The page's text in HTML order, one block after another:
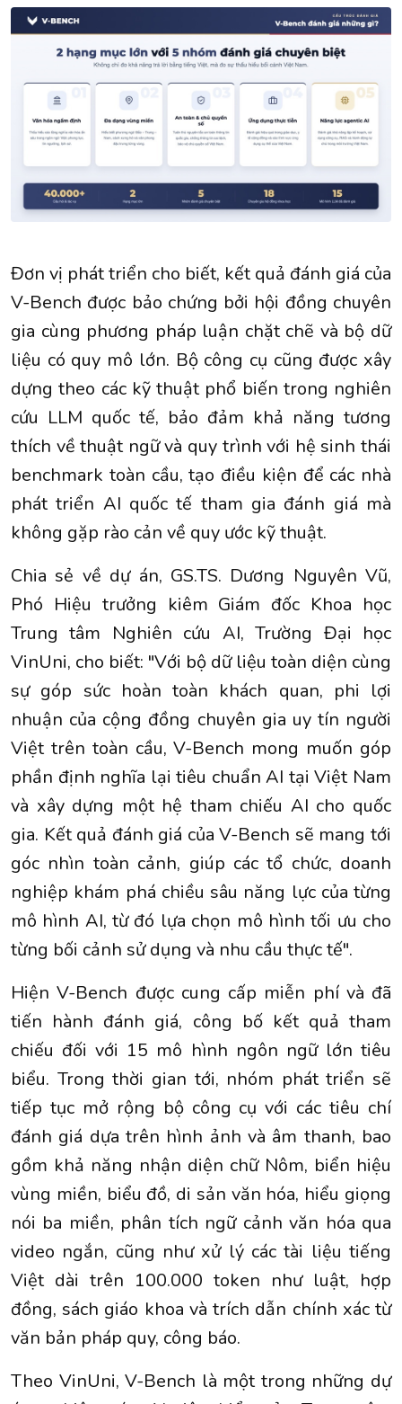
Đơn vị phát triển cho biết, kết quả đánh giá của
V-Bench được bảo chứng bởi hội đồng chuyên
gia cùng phương pháp luận chặt chẽ và bộ dữ
liệu có quy mô lớn. Bộ công cụ cũng được xây
dựng theo các kỹ thuật phổ biến trong nghiên
cứu LLM quốc tế, bảo đảm khả năng tương
thích về thuật ngữ và quy trình với hệ sinh thái
benchmark toàn cầu, tạo điều kiện để các nhà
phát triển AI quốc tế tham gia đánh giá mà
không gặp rào cản về quy ước kỹ thuật.
Chia sẻ về dự án, GS.TS. Dương Nguyên Vũ,
Phó Hiệu trưởng kiêm Giám đốc Khoa học
Trung tâm Nghiên cứu AI, Trường Đại học
VinUni, cho biết: "Với bộ dữ liệu toàn diện cùng
sự góp sức hoàn toàn khách quan, phi lợi
nhuận của cộng đồng chuyên gia uy tín người
Việt trên toàn cầu, V-Bench mong muốn góp
phần định nghĩa lại tiêu chuẩn AI tại Việt Nam
và xây dựng một hệ tham chiếu AI cho quốc
gia. Kết quả đánh giá của V-Bench sẽ mang tới
góc nhìn toàn cảnh, giúp các tổ chức, doanh
nghiệp khám phá chiều sâu năng lực của từng
mô hình AI, từ đó lựa chọn mô hình tối ưu cho
từng bối cảnh sử dụng và nhu cầu thực tế".
Hiện V-Bench được cung cấp miễn phí và đã
tiến hành đánh giá, công bố kết quả tham
chiếu đối với 15 mô hình ngôn ngữ lớn tiêu
biểu. Trong thời gian tới, nhóm phát triển sẽ
tiếp tục mở rộng bộ công cụ với các tiêu chí
đánh giá dựa trên hình ảnh và âm thanh, bao
gồm khả năng nhận diện chữ Nôm, biển hiệu
vùng miền, biểu đồ, di sản văn hóa, hiểu giọng
nói ba miền, phân tích ngữ cảnh văn hóa qua
video ngắn, cũng như xử lý các tài liệu tiếng
Việt dài trên 100.000 token như luật, hợp
đồng, sách giáo khoa và trích dẫn chính xác từ
văn bản pháp quy, công báo.
Theo VinUni, V-Bench là một trong những dự